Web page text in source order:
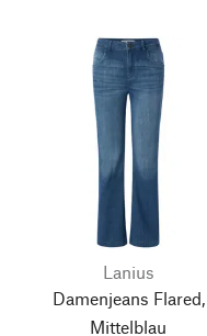
Lanius
Damenjeans Flared,
Mittelblau